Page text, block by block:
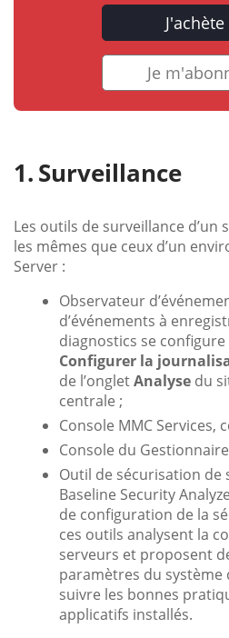
J'achète
Je
Surveillance
Les outils de surveillance
les mêmes que ceux d’un
Server :
Observateur
d’événements à
diagnostics se
Configurer la
de l’ongletAnalyse du
centrale ;
Console MMC Services,
Console du
Outil de sécurisation
Baseline Security
de configuration de la
ces outils analysent la
serveurs et proposent
paramètres du système
suivre les bonnes
applicatifs installés.